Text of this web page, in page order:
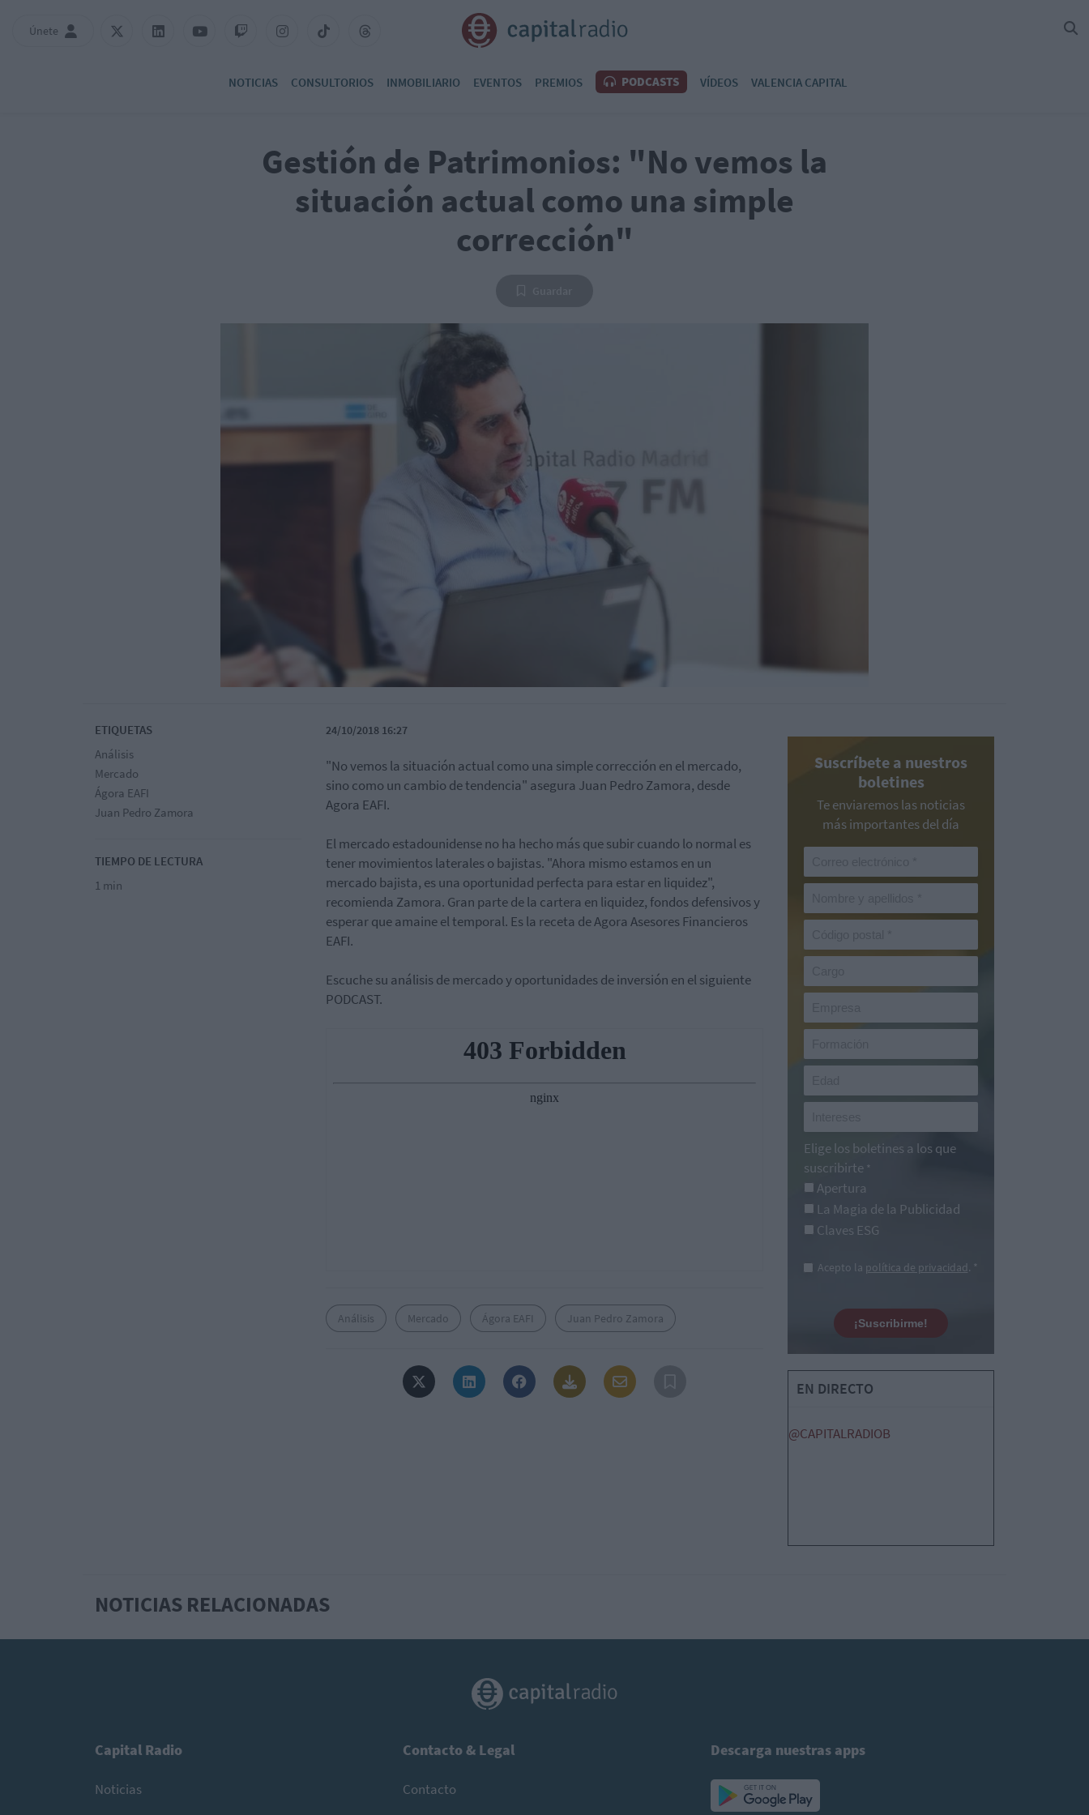
Únete
NOTICIAS CONSULTORIOS INMOBILIARIO EVENTOS PREMIOS PODCASTS VÍDEOS VALENCIA CAPITAL
Gestión de Patrimonios: "No vemos la
situación actual como una simple
corrección"
ETIQUETAS
Análisis
Mercado
Ágora EAFI
Juan Pedro Zamora
TIEMPO DE LECTURA
1 min
24/10/2018 16:27
"No vemos la situación actual como una simple corrección en el mercado,
sino como un cambio de tendencia" asegura Juan Pedro Zamora, desde
Agora EAFI.
El mercado estadounidense no ha hecho más que subir cuando lo normal es
tener movimientos laterales o bajistas. "Ahora mismo estamos en un
mercado bajista, es una oportunidad perfecta para estar en liquidez",
recomienda Zamora. Gran parte de la cartera en liquidez, fondos defensivos y
esperar que amaine el temporal. Es la receta de Agora Asesores Financieros
EAFI.
Escuche su análisis de mercado y oportunidades de inversión en el siguiente
PODCAST.
Análisis Mercado Ágora EAFI Juan Pedro Zamora
Suscríbete a nuestros
boletines
Te enviaremos las noticias
más importantes del día
Elige los boletines a los que
suscribirte *
Apertura
La Magia de la Publicidad
Claves ESG
Acepto la política de privacidad. *
¡Suscribirme!
EN DIRECTO
@CAPITALRADIOB
NOTICIAS RELACIONADAS
Capital Radio
Noticias
Contacto & Legal
Contacto
Descarga nuestras apps